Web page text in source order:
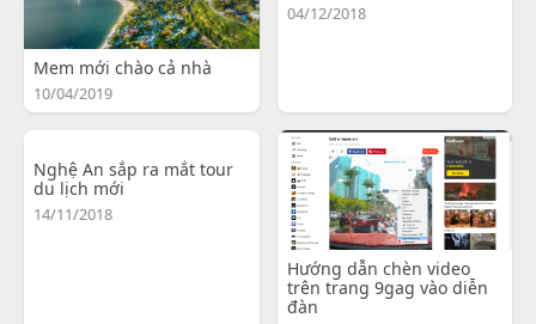
Mem mới chào cả nhà
10/04/2019
04/12/2018
Nghệ An sắp ra mắt tour
du lịch mới
14/11/2018
Hướng dẫn chèn video
trên trang 9gag vào diễn
đàn